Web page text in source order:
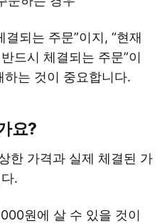
되는 주문”이지, “현재
드시 체결되는 주문”이
는 것이 중요합니다.
요?
한 가격과 실제 체결된 가
.
원에 살 수 있을 것이